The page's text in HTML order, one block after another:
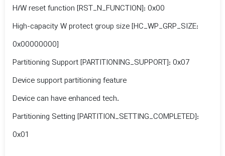
H/W reset function [RST_N_FUNCTION]: 0x00
High-capacity W protect group size [HC_WP_GRP_SIZE:
0x00000000]
Partitioning Support [PARTITIONING_SUPPORT]: 0x07
Device support partitioning feature
Device can have enhanced tech.
Partitioning Setting [PARTITION_SETTING_COMPLETED]:
0x01